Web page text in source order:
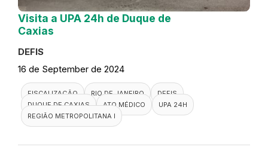
Visita a UPA 24h de Duque de
Caxias
DEFIS
16 de September de 2024
FISCALIZAÇÃO RIO DE JANEIRO
DEFIS
DUQUE DE CAXIAS
ATO MÉDICO
UPA 24H
REGIÃO METROPOLITANA I